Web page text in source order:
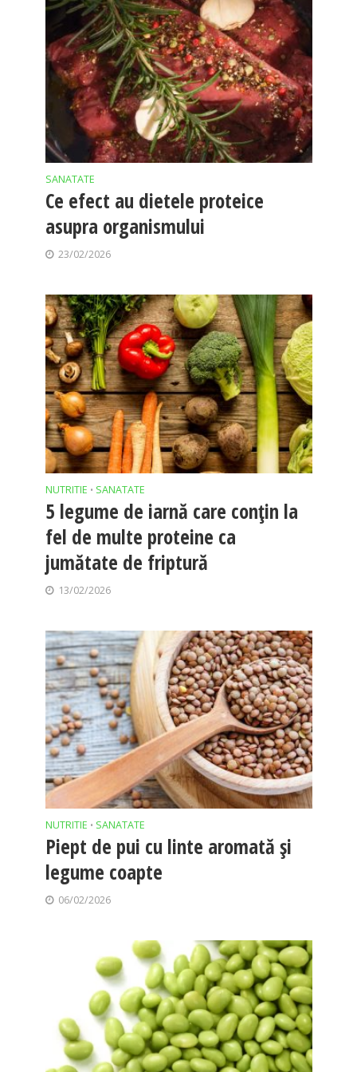
SANATATE
Ce efect au dietele proteice
asupra organismului
23/02/2026
NUTRITIE • SANATATE
5 legume de iarnă care conțin la
fel de multe proteine ca
jumătate de friptură
13/02/2026
NUTRITIE • SANATATE
Piept de pui cu linte aromată și
legume coapte
06/02/2026